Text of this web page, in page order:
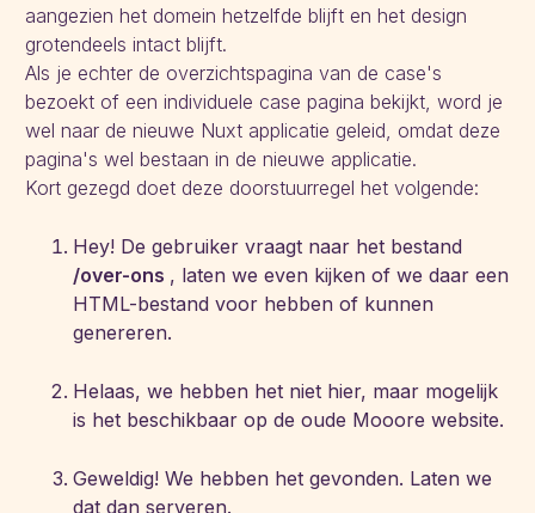
aangezien het domein hetzelfde blijft en het design
grotendeels intact blijft.
Als je echter de overzichtspagina van de case's
bezoekt of een individuele case pagina bekijkt, word je
wel naar de nieuwe Nuxt applicatie geleid, omdat deze
pagina's wel bestaan in de nieuwe applicatie.
Kort gezegd doet deze doorstuurregel het volgende:
Hey! De gebruiker vraagt naar het bestand
/over-ons , laten we even kijken of we daar een
HTML-bestand voor hebben of kunnen
genereren.
Helaas, we hebben het niet hier, maar mogelijk
is het beschikbaar op de oude Mooore website.
Geweldig! We hebben het gevonden. Laten we
dat dan serveren.